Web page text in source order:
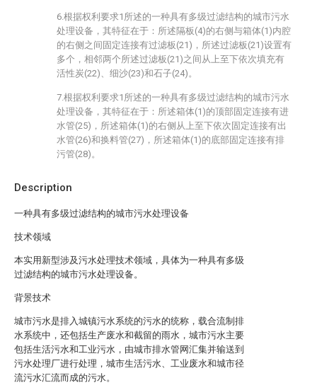
Description
一种具有多级过滤结构的城市污水处理设备
技术领域
本实用新型涉及污水处理技术领域，具体为一种具有多级
过滤结构的城市污水处理设备。
背景技术
城市污水是排入城镇污水系统的污水的统称，载合流制排
水系统中，还包括生产废水和截留的雨水，城市污水主要
包括生活污水和工业污水，由城市排水管网汇集并输送到
污水处理厂进行处理，城市生活污水、工业废水和城市径
流污水汇流而成的污水。
6.根据权利要求1所述的一种具有多级过滤结构的城市污水
处理设备，其特征在于：所述隔板(4)的右侧与箱体(1)内腔
的右侧之间固定连接有过滤板(21)，所述过滤板(21)设置有
多个，相邻两个所述过滤板(21)之间从上至下依次填充有
活性炭(22)、细沙(23)和石子(24)。
7.根据权利要求1所述的一种具有多级过滤结构的城市污水
处理设备，其特征在于：所述箱体(1)的顶部固定连接有进
水管(25)，所述箱体(1)的右侧从上至下依次固定连接有出
水管(26)和换料管(27)，所述箱体(1)的底部固定连接有排
污管(28)。